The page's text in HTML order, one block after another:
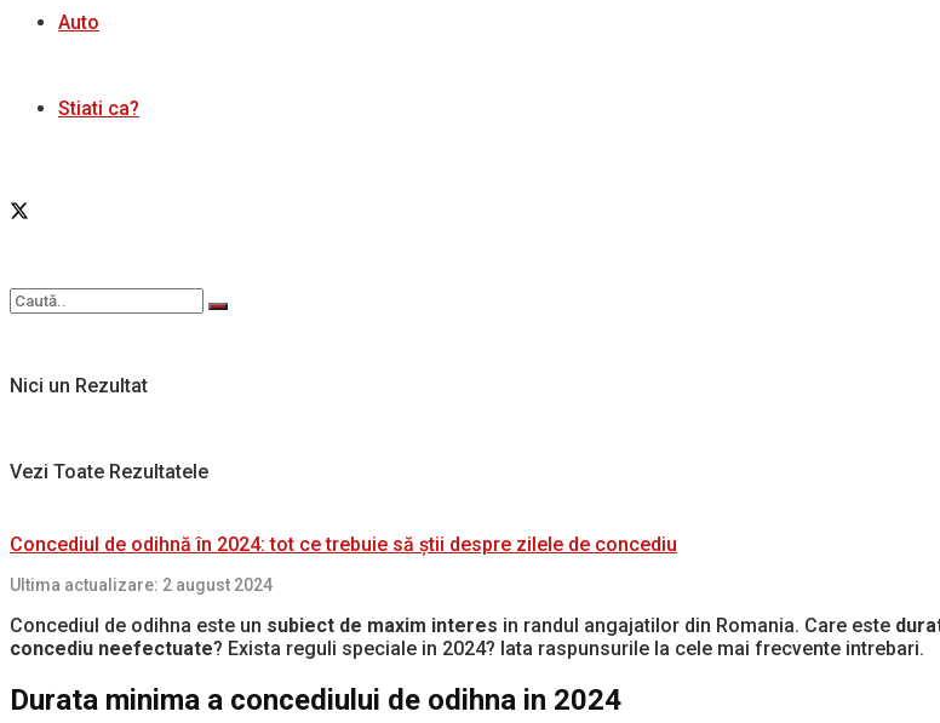
Auto
Stiati ca?
Nici un Rezultat
Vezi Toate Rezultatele
Concediul de odihnă în 2024: tot ce trebuie să știi despre zilele de concediu
Ultima actualizare: 2 august 2024
Concediul de odihna este un subiect de maxim interes in randul angajatilor din Romania. Care este
concediu neefectuate? Exista reguli speciale in 2024? Iata raspunsurile la cele mai frecvente intrebari.
Durata minima a concediului de odihna in 2024